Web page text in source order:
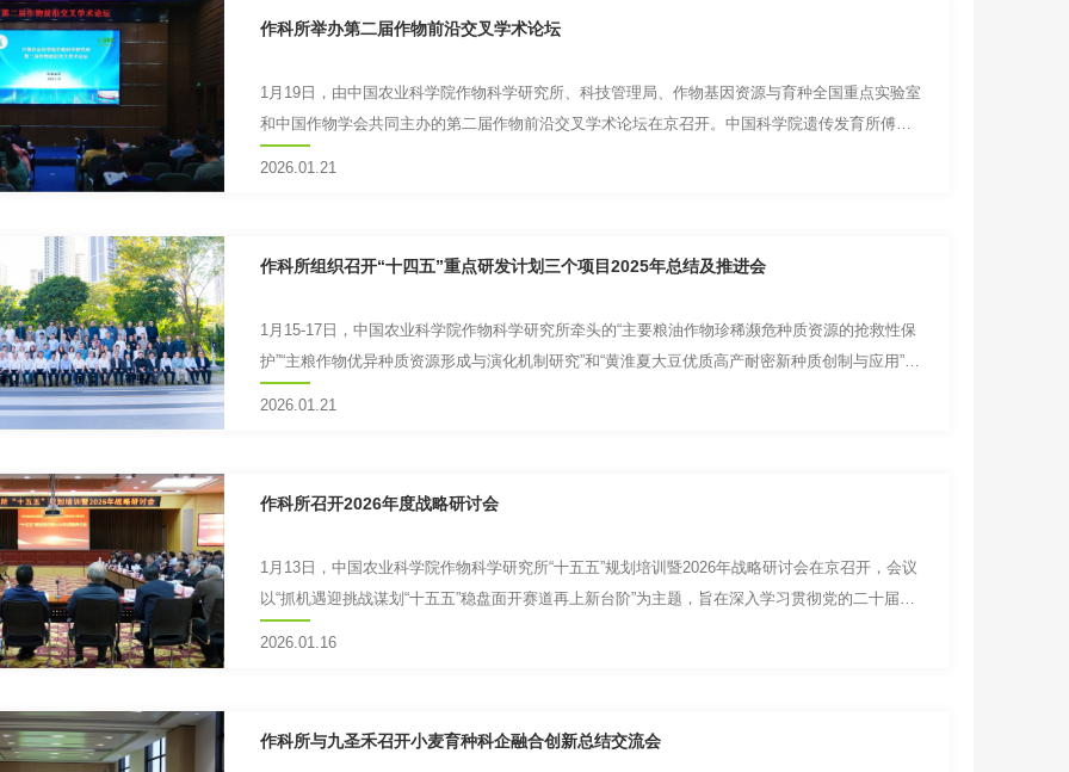
作科所举办第二届作物前沿交叉学术论坛
1月19日，由中国农业科学院作物科学研究所、科技管理局、作物基因资源与育种全国重点实验室
和中国作物学会共同主办的第二届作物前沿交叉学术论坛在京召开。中国科学院遗传发育所傅向
2026.01.21
作科所组织召开“十四五”重点研发计划三个项目2025年总结及推进会
1月15-17日，中国农业科学院作物科学研究所牵头的“主要粮油作物珍稀濒危种质资源的抢救性保
护”“主粮作物优异种质资源形成与演化机制研究”和“黄淮夏大豆优质高产耐密新种质创制与应用”三
2026.01.21
作科所召开2026年度战略研讨会
1月13日，中国农业科学院作物科学研究所“十五五”规划培训暨2026年战略研讨会在京召开，会议
以“抓机遇迎挑战谋划“十五五”稳盘面开赛道再上新台阶”为主题，旨在深入学习贯彻党的二十届四
2026.01.16
作科所与九圣禾召开小麦育种科企融合创新总结交流会